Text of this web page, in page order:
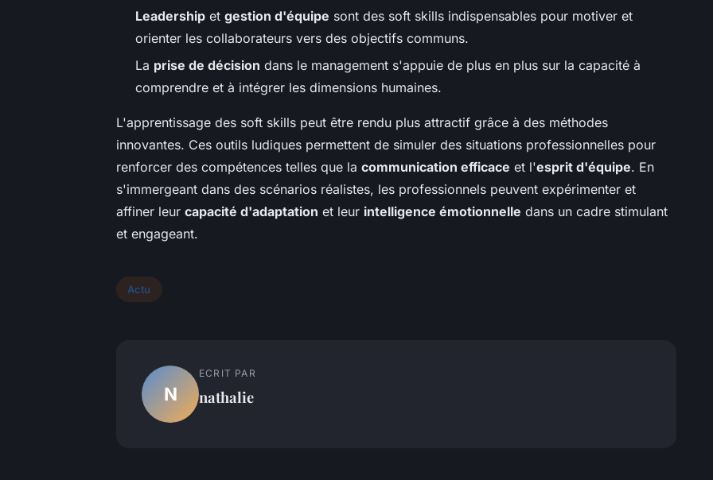
Leadership et gestion d'équipe sont des soft skills indispensables pour motiver et
orienter les collaborateurs vers des objectifs communs.
La prise de décision dans le management s'appuie de plus en plus sur la capacité à
comprendre et à intégrer les dimensions humaines.
L'apprentissage des soft skills peut être rendu plus attractif grâce à des méthodes
innovantes. Ces outils ludiques permettent de simuler des situations professionnelles pour
renforcer des compétences telles que la communication efficace et l'esprit d'équipe. En
s'immergeant dans des scénarios réalistes, les professionnels peuvent expérimenter et
affiner leur capacité d'adaptation et leur intelligence émotionnelle dans un cadre stimulant
et engageant.
Actu
N
ECRIT PAR
nathalie